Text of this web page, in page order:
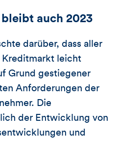
auch 2023
darüber, dass aller
Kreditmarkt leicht
Grund gestiegener
Anforderungen der
Die
der Entwicklung von
und